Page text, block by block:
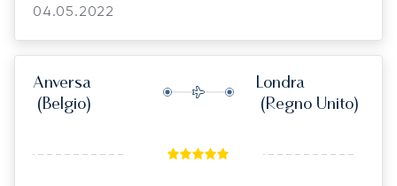
04.05.2022
Anversa
(Belgio)
Londra
(Regno Unito)